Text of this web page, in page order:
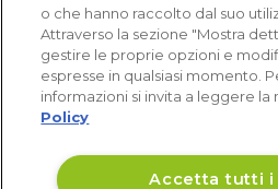
o che hanno raccolto dal suo
Attraverso la sezione "Mostra
gestire le proprie opzioni e
espresse in qualsiasi momento.
informazioni si invita a leggere la
Policy
Accetta tutti i